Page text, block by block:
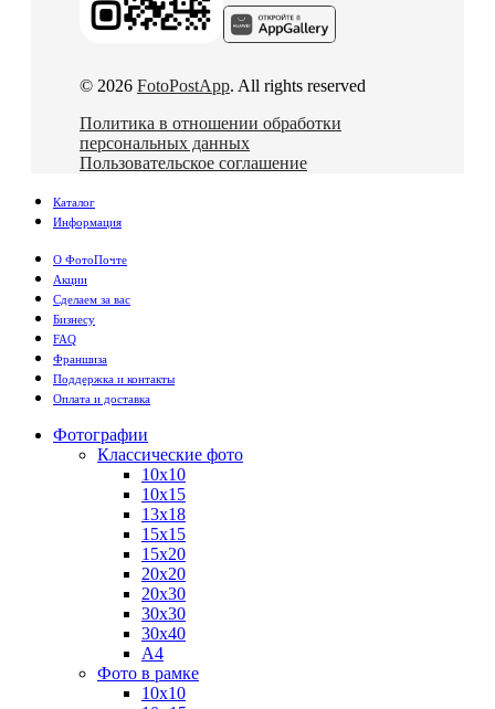
© 2026 FotoPostApp. All rights reserved
Политика в отношении обработки
персональных данных
Пользовательское соглашение
Каталог
Информация
О ФотоПочте
Акции
Сделаем за вас
Бизнесу
FAQ
Франшиза
Поддержка и контакты
Оплата и доставка
Фотографии
Классические фото
10х10
10х15
13х18
15х15
15х20
20х20
20х30
30х30
30х40
А4
Фото в рамке
10х10